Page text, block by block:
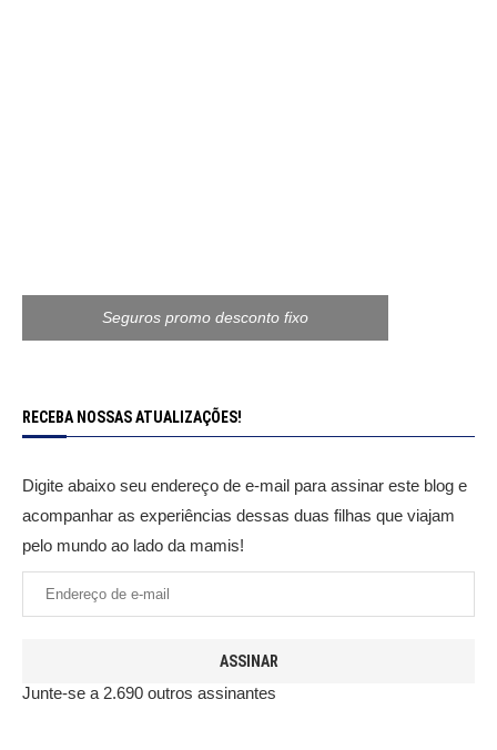
Seguros promo desconto fixo
RECEBA NOSSAS ATUALIZAÇÕES!
Digite abaixo seu endereço de e-mail para assinar este blog e
acompanhar as experiências dessas duas filhas que viajam
pelo mundo ao lado da mamis!
ASSINAR
Junte-se a 2.690 outros assinantes